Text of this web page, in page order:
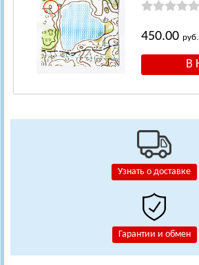
Узнать о доставке
Гарантии и обмен
450.00руб.